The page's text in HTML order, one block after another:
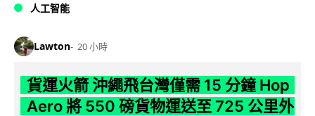
人工智能
Lawton 20 小時
貨運火箭 沖繩飛台灣僅需 15 分鐘 Hop
Aero 將 550 磅貨物運送至 725 公里外